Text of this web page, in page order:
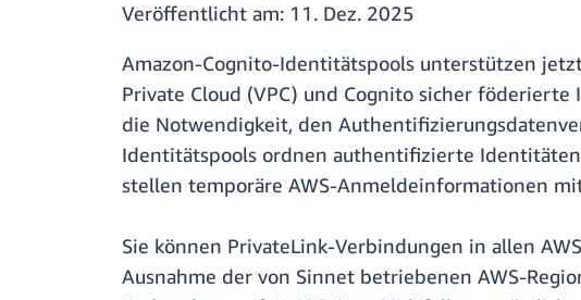
Veröffentlicht am: 11. Dez. 2025
Amazon-Cognito-Identitätspools unterstützen
Private Cloud (VPC) und Cognito sicher
die Notwendigkeit, den
Identitätspools ordnen authentifizierte Identitäten
stellen temporäre AWS-Anmeldeinformationen
Sie können PrivateLink-Verbindungen in allen
Ausnahme der von Sinnet betriebenen AWS-